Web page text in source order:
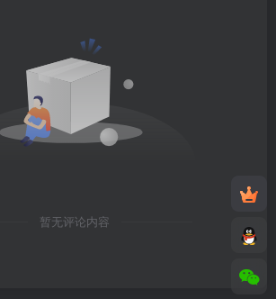
暂无评论内容